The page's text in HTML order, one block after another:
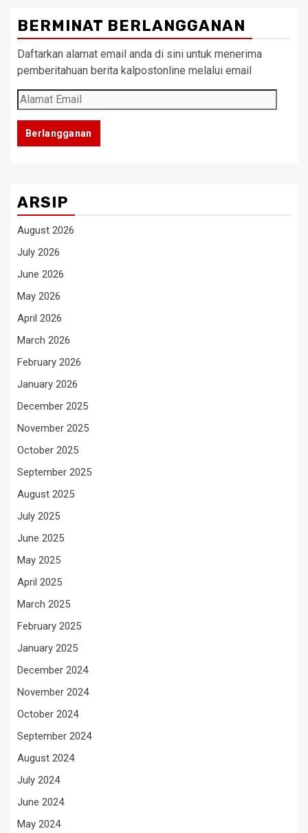
BERMINAT BERLANGGANAN
Daftarkan alamat email anda di sini untuk menerima
pemberitahuan berita kalpostonline melalui email
Alamat
Email
Berlangganan
ARSIP
August 2026
July 2026
June 2026
May 2026
April 2026
March 2026
February 2026
January 2026
December 2025
November 2025
October 2025
September 2025
August 2025
July 2025
June 2025
May 2025
April 2025
March 2025
February 2025
January 2025
December 2024
November 2024
October 2024
September 2024
August 2024
July 2024
June 2024
May 2024